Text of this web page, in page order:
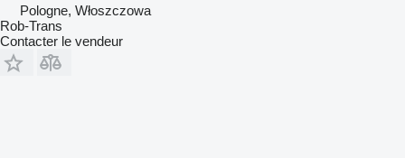
Pologne, Włoszczowa
Rob-Trans
Contacter le vendeur